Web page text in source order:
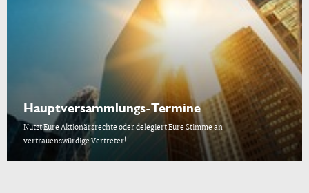
Hauptversammlungs-Termine
Nutzt Eure Aktionärsrechte oder delegiert Eure Stimme an
vertrauenswürdige Vertreter!